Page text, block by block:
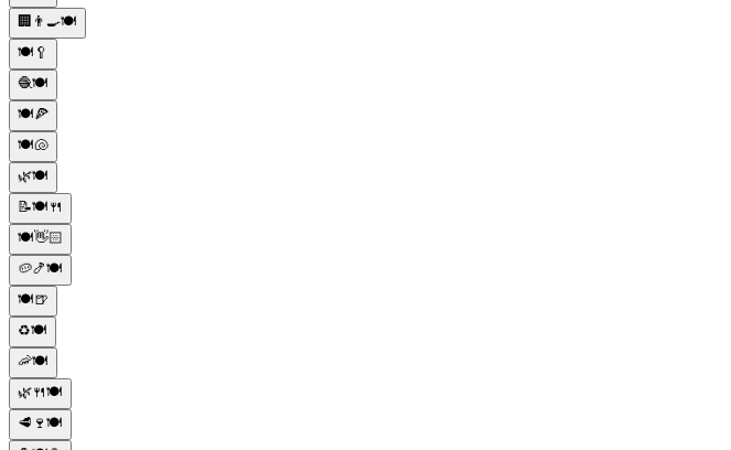
🏢👨‍🍳🍽️
🍽️🥄
🧶🍽️
🍽️🍕
🍽️🐚
🌿🍽️
📝🍽️🍴
🍽️👋🏻
🥔🍤🍽️
🍽️🍺
♻️🍽️
🦐🍽️
🌿🍴🍽️
🥩🍷🍽️